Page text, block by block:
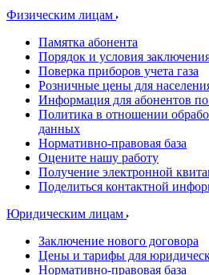
Физическим лицам
Памятка абонента
Порядок и условия
Поверка приборов учета газа
Розничные цены для
Информация для абонентов
Политика в отношении
данных
Нормативно-правовая база
Оцените нашу работу
Получение электронной
Поделиться контактной
Юридическим лицам
Заключение нового договора
Цены и тарифы для
Нормативно-правовая база